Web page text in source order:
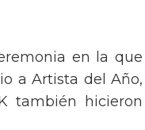
LGBTQ+
en la que
a Artista del Año,
también hicieron